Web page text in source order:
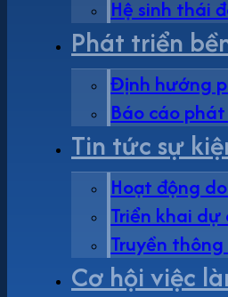
Hệ sinh thái
Phát triển
Định hướng
Báo cáo
Tin tức sự
Hoạt động
Triển khai dự
Truyền
Cơ hội việc